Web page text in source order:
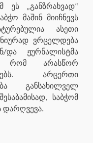
ეს „განზრახვად“
მაშინ მიიჩნევს
ასეთი
ვრცელდება
და ჟურნალისტმა
რომ არასწორ
არცერთი
განსახილველ
საბჭომ
დარღვევა.